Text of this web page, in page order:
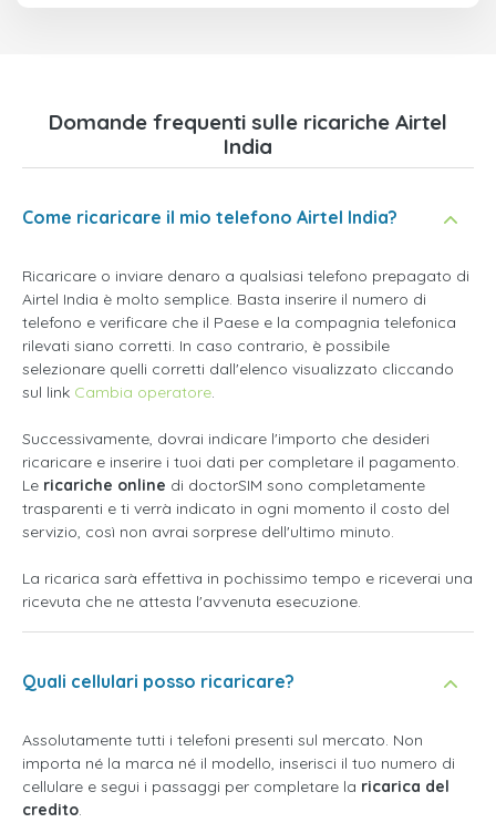
Domande frequenti sulle ricariche Airtel
India
Come ricaricare il mio telefono Airtel India?
Ricaricare o inviare denaro a qualsiasi telefono prepagato di
Airtel India è molto semplice. Basta inserire il numero di
telefono e verificare che il Paese e la compagnia telefonica
rilevati siano corretti. In caso contrario, è possibile
selezionare quelli corretti dall'elenco visualizzato cliccando
sul link Cambia operatore.
Successivamente, dovrai indicare l'importo che desideri
ricaricare e inserire i tuoi dati per completare il pagamento.
Le ricariche online di doctorSIM sono completamente
trasparenti e ti verrà indicato in ogni momento il costo del
servizio, così non avrai sorprese dell'ultimo minuto.
La ricarica sarà effettiva in pochissimo tempo e riceverai una
ricevuta che ne attesta l'avvenuta esecuzione.
Quali cellulari posso ricaricare?
Assolutamente tutti i telefoni presenti sul mercato. Non
importa né la marca né il modello, inserisci il tuo numero di
cellulare e segui i passaggi per completare la ricarica del
credito.